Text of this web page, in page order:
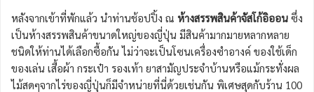
หลังจากเข้าที่พักแล้ว นำท่านช้อปปิ้ง ณ ห้างสรรพสินค้าจัสโก้อิออน ซึ่ง
เป็นห้างสรรพสินค้าขนาดใหญ่ของญี่ปุ่น มีสินค้ามากมายหลากหลาย
ชนิดให้ท่านได้เลือกซื้อกัน ไม่ว่าจะเป็นโซนเครื่องซำอางค์ ของใช้เด็ก
ของเล่น เสื้อผ้า กระเป๋า รองเท้า ยาสามัญประจำบ้านหรือแม้กระทั่งผล
ไม้สดๆจากไร่ของญี่ปุ่นก็มีจำหน่ายที่นี่ด้วยเช่นกัน พิเศษสุดกับร้าน 100